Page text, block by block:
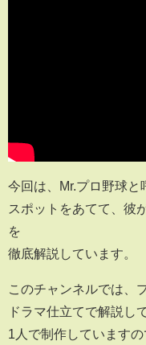
今回は、Mr.プロ野球と
スポットをあてて、彼
を
徹底解説しています。
このチャンネルでは、
ドラマ仕立てで解説し
1人で制作しています